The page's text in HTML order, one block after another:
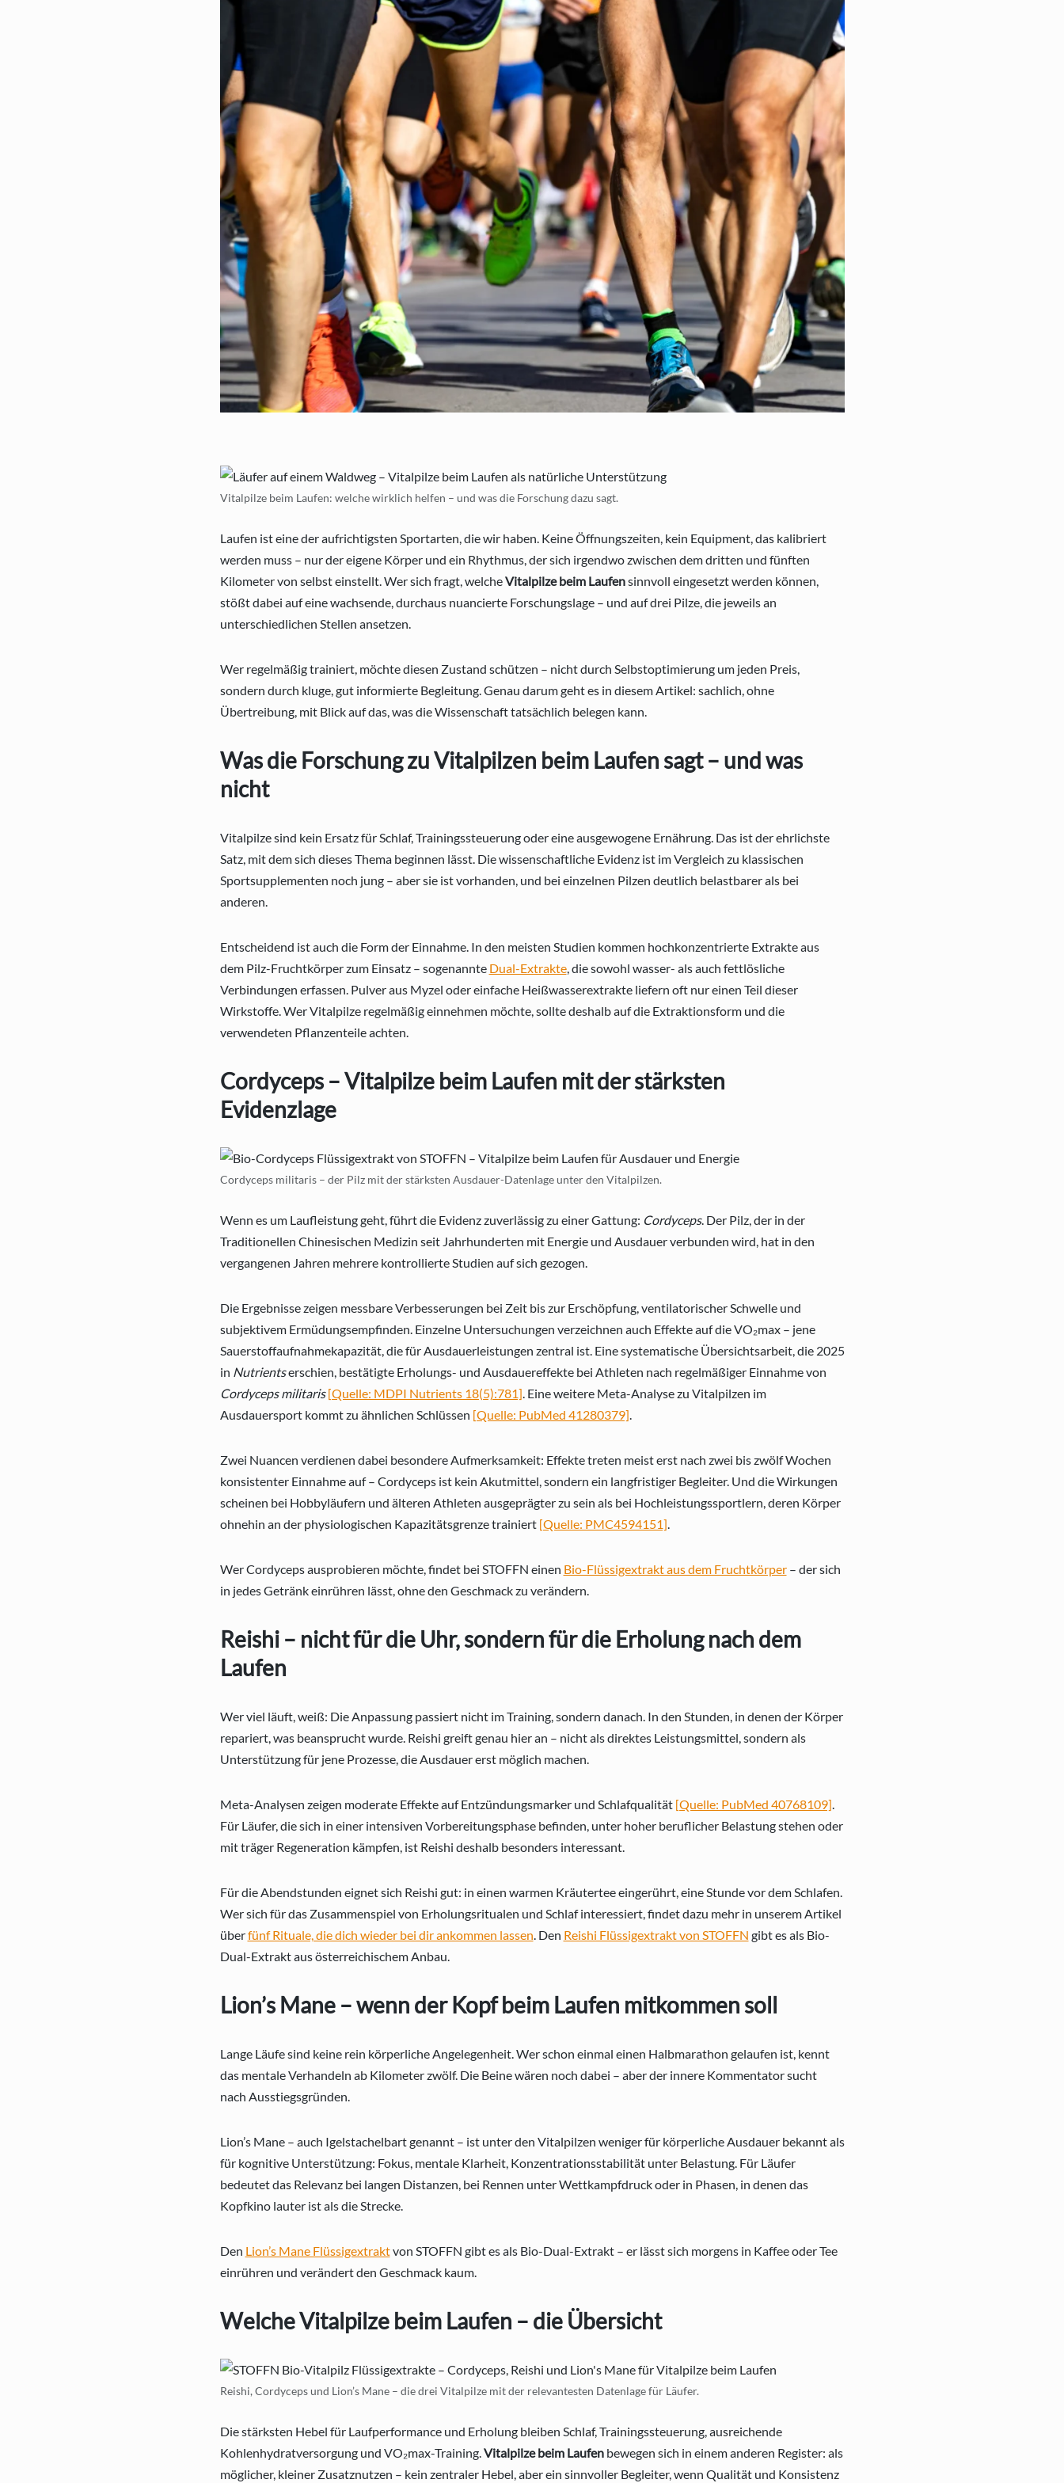
Vitalpilze beim Laufen: welche wirklich helfen – und was die Forschung dazu sagt.
Laufen ist eine der aufrichtigsten Sportarten, die wir haben. Keine Öffnungszeiten, kein Equipment, das kalibriert
werden muss – nur der eigene Körper und ein Rhythmus, der sich irgendwo zwischen dem dritten und fünften
Kilometer von selbst einstellt. Wer sich fragt, welcheVitalpilze beim Laufensinnvoll eingesetzt werden können,
stößt dabei auf eine wachsende, durchaus nuancierte Forschungslage – und auf drei Pilze, die jeweils an
unterschiedlichen Stellen ansetzen.
Wer regelmäßig trainiert, möchte diesen Zustand schützen – nicht durch Selbstoptimierung um jeden Preis,
sondern durch kluge, gut informierte Begleitung. Genau darum geht es in diesem Artikel: sachlich, ohne
Übertreibung, mit Blick auf das, was die Wissenschaft tatsächlich belegen kann.
Was die Forschung zu Vitalpilzen beim Laufen sagt – und was
nicht
Vitalpilze sind kein Ersatz für Schlaf, Trainingssteuerung oder eine ausgewogene Ernährung. Das ist der ehrlichste
Satz, mit dem sich dieses Thema beginnen lässt. Die wissenschaftliche Evidenz ist im Vergleich zu klassischen
Sportsupplementen noch jung – aber sie ist vorhanden, und bei einzelnen Pilzen deutlich belastbarer als bei
anderen.
Entscheidend ist auch die Form der Einnahme. In den meisten Studien kommen hochkonzentrierte Extrakte aus
dem Pilz-Fruchtkörper zum Einsatz – sogenannte Dual-Extrakte, die sowohl wasser- als auch fettlösliche
Verbindungen erfassen. Pulver aus Myzel oder einfache Heißwasserextrakte liefern oft nur einen Teil dieser
Wirkstoffe. Wer Vitalpilze regelmäßig einnehmen möchte, sollte deshalb auf die Extraktionsform und die
verwendeten Pflanzenteile achten.
Cordyceps – Vitalpilze beim Laufen mit der stärksten
Evidenzlage
Cordyceps militaris – der Pilz mit der stärksten Ausdauer-Datenlage unter den Vitalpilzen.
Wenn es um Laufleistung geht, führt die Evidenz zuverlässig zu einer Gattung: Cordyceps. Der Pilz, der in der
Traditionellen Chinesischen Medizin seit Jahrhunderten mit Energie und Ausdauer verbunden wird, hat in den
vergangenen Jahren mehrere kontrollierte Studien auf sich gezogen.
Die Ergebnisse zeigen messbare Verbesserungen bei Zeit bis zur Erschöpfung, ventilatorischer Schwelle und
subjektivem Ermüdungsempfinden. Einzelne Untersuchungen verzeichnen auch Effekte auf die VO₂max – jene
Sauerstoffaufnahmekapazität, die für Ausdauerleistungen zentral ist. Eine systematische Übersichtsarbeit, die 2025
in Nutrientserschien, bestätigte Erholungs- und Ausdauereffekte bei Athleten nach regelmäßiger Einnahme von
Cordyceps militaris [Quelle: MDPI Nutrients 18(5):781]. Eine weitere Meta-Analyse zu Vitalpilzen im
Ausdauersport kommt zu ähnlichen Schlüssen [Quelle: PubMed 41280379].
Zwei Nuancen verdienen dabei besondere Aufmerksamkeit: Effekte treten meist erst nach zwei bis zwölf Wochen
konsistenter Einnahme auf – Cordyceps ist kein Akutmittel, sondern ein langfristiger Begleiter. Und die Wirkungen
scheinen bei Hobbyläufern und älteren Athleten ausgeprägter zu sein als bei Hochleistungssportlern, deren Körper
ohnehin an der physiologischen Kapazitätsgrenze trainiert [Quelle: PMC4594151].
Wer Cordyceps ausprobieren möchte, findet bei STOFFN einen Bio-Flüssigextrakt aus dem Fruchtkörper– der sich
in jedes Getränk einrühren lässt, ohne den Geschmack zu verändern.
Reishi – nicht für die Uhr, sondern für die Erholung nach dem
Laufen
Wer viel läuft, weiß: Die Anpassung passiert nicht im Training, sondern danach. In den Stunden, in denen der Körper
repariert, was beansprucht wurde. Reishi greift genau hier an – nicht als direktes Leistungsmittel, sondern als
Unterstützung für jene Prozesse, die Ausdauer erst möglich machen.
Meta-Analysen zeigen moderate Effekte auf Entzündungsmarker und Schlafqualität [Quelle: PubMed 40768109].
Für Läufer, die sich in einer intensiven Vorbereitungsphase befinden, unter hoher beruflicher Belastung stehen oder
mit träger Regeneration kämpfen, ist Reishi deshalb besonders interessant.
Für die Abendstunden eignet sich Reishi gut: in einen warmen Kräutertee eingerührt, eine Stunde vor dem Schlafen.
Wer sich für das Zusammenspiel von Erholungsritualen und Schlaf interessiert, findet dazu mehr in unserem Artikel
überfünf Rituale, die dich wieder bei dir ankommen lassen. Den Reishi Flüssigextrakt von STOFFN gibt es als Bio-
Dual-Extrakt aus österreichischem Anbau.
Lion’s Mane – wenn der Kopf beim Laufen mitkommen soll
Lange Läufe sind keine rein körperliche Angelegenheit. Wer schon einmal einen Halbmarathon gelaufen ist, kennt
das mentale Verhandeln ab Kilometer zwölf. Die Beine wären noch dabei – aber der innere Kommentator sucht
nach Ausstiegsgründen.
Lion’s Mane – auch Igelstachelbart genannt – ist unter den Vitalpilzen weniger für körperliche Ausdauer bekannt als
für kognitive Unterstützung: Fokus, mentale Klarheit, Konzentrationsstabilität unter Belastung. Für Läufer
bedeutet das Relevanz bei langen Distanzen, bei Rennen unter Wettkampfdruck oder in Phasen, in denen das
Kopfkino lauter ist als die Strecke.
Den Lion’s Mane Flüssigextraktvon STOFFN gibt es als Bio-Dual-Extrakt – er lässt sich morgens in Kaffee oder Tee
einrühren und verändert den Geschmack kaum.
Welche Vitalpilze beim Laufen – die Übersicht
Reishi, Cordyceps und Lion’s Mane – die drei Vitalpilze mit der relevantesten Datenlage für Läufer.
Die stärksten Hebel für Laufperformance und Erholung bleiben Schlaf, Trainingssteuerung, ausreichende
Kohlenhydratversorgung und VO₂max-Training.Vitalpilze beim Laufenbewegen sich in einem anderen Register: als
möglicher, kleiner Zusatznutzen – kein zentraler Hebel, aber ein sinnvoller Begleiter, wenn Qualität und Konsistenz